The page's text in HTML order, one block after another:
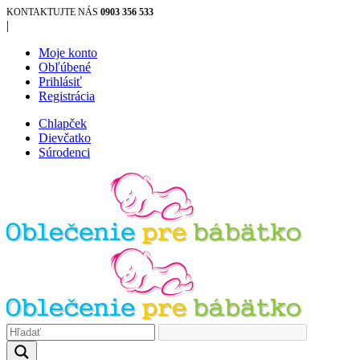
KONTAKTUJTE NÁS 0903 356 533
|
Moje konto
Obľúbené
Prihlásiť
Registrácia
Chlapček
Dievčatko
Súrodenci